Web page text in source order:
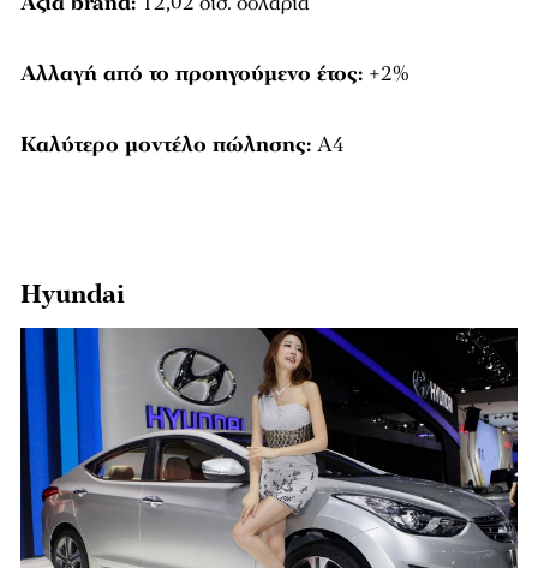
Αλλαγή από το προηγούμενο έτος: +2%
Καλύτερο μοντέλο πώλησης: Α4
Hyundai